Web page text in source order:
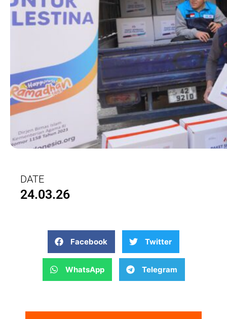
DATE
24.03.26
Facebook Twitter
WhatsApp Telegram